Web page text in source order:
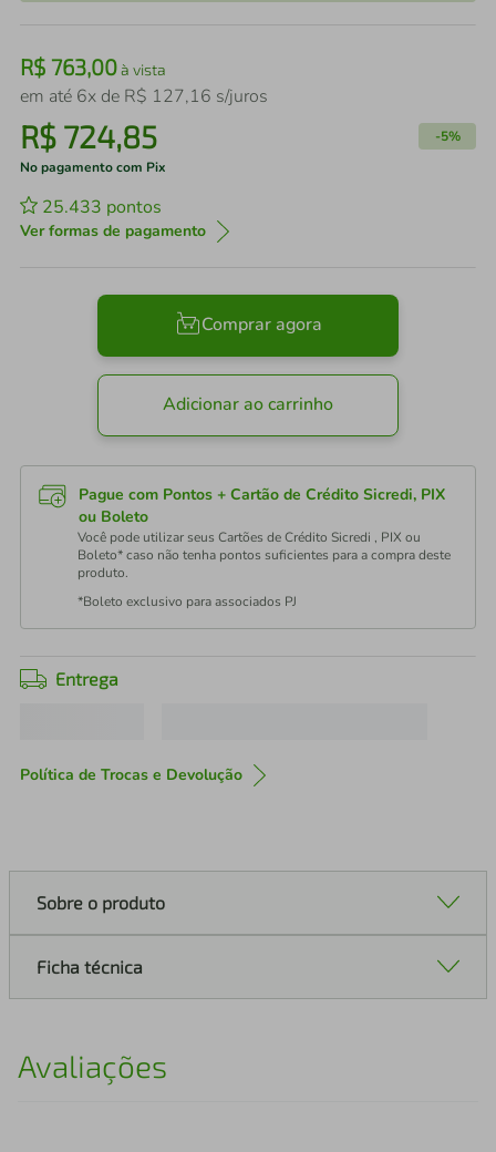
R$ 763,00à vista
em até 6x de R$ 127,16 s/juros
R$ 724,85 -5%
No pagamento com Pix
25.433 pontos
Ver formas de pagamento
Comprar agora
Adicionar ao carrinho
Pague com Pontos + Cartão de Crédito Sicredi, PIX
ou Boleto
Você pode utilizar seus Cartões de Crédito Sicredi , PIX ou
Boleto* caso não tenha pontos suficientes para a compra deste
produto.
*Boleto exclusivo para associados PJ
Entrega
Política de Trocas e Devolução
Sobre o produto
Ficha técnica
Avaliações